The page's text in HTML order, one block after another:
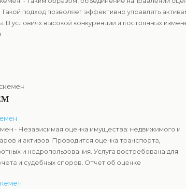
Такой подход позволяет эффективно управлять
В условиях высокой конкуренции и постоянных
- Независимая оценка имущества: недвижимого и
и активов. Проводится оценка транспорта,
и недропользования. Услуга востребована для
и судебных споров. Отчет об оценке